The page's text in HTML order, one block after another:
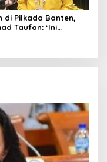
di Pilkada Banten,
Taufan: ‘Ini